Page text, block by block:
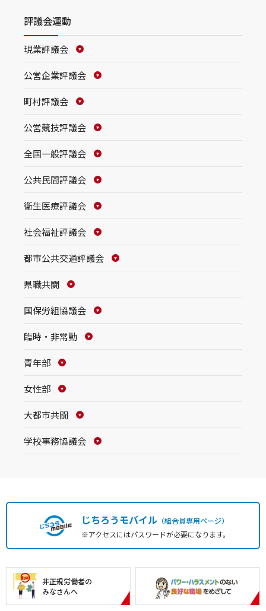
評議会運動
現業評議会
公営企業評議会
町村評議会
公営競技評議会
全国一般評議会
公共民間評議会
衛生医療評議会
社会福祉評議会
都市公共交通評議会
県職共闘
国保労組協議会
臨時・非常勤
青年部
女性部
大都市共闘
学校事務協議会
じちろうモバイル（組合員専用ページ）
※アクセスにはパスワードが必要になります。
非正規労働者の
みなさんへ